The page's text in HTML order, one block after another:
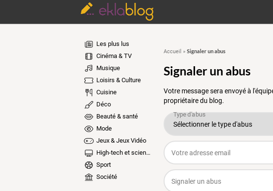
Les plus lus
Cinéma & TV
Musique
Loisirs & Culture
Cuisine
Déco
Beauté & santé
Mode
Jeux & Jeux Vidéo
High-tech et sciences
Sport
Société
Accueil » Signaler un abus
Signaler un abus
Votre message sera envoyé à
propriétaire du blog.